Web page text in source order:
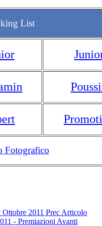
List
Fotografico
2011 Prec Articolo
- Premiazioni Avanti